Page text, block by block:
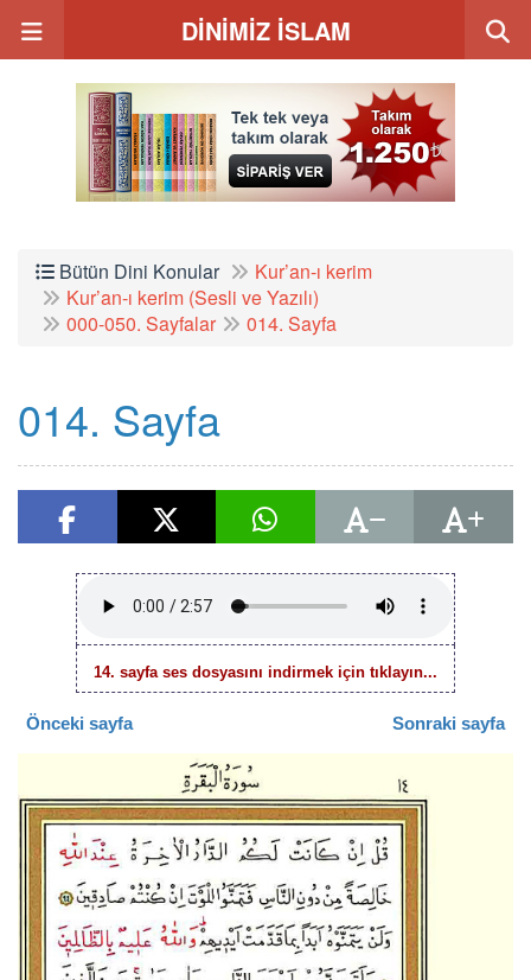
DİNİMİZ İSLAM
Bütün Dini Konular
Kur’an-ı kerim
Kur’an-ı kerim (Sesli ve Yazılı)
000-050. Sayfalar
014. Sayfa
014. Sayfa
14. sayfa ses dosyasını indirmek için tıklayın...
Önceki sayfa Sonraki sayfa